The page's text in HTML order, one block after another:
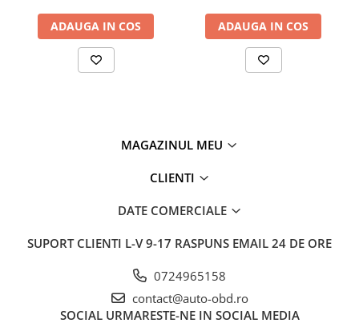
ADAUGA IN COS ADAUGA IN COS
MAGAZINUL MEU
CLIENTI
DATE COMERCIALE
SUPORT CLIENTI L-V 9-17 RASPUNS EMAIL 24 DE ORE
0724965158
contact@auto-obd.ro
SOCIAL URMARESTE-NE IN SOCIAL MEDIA